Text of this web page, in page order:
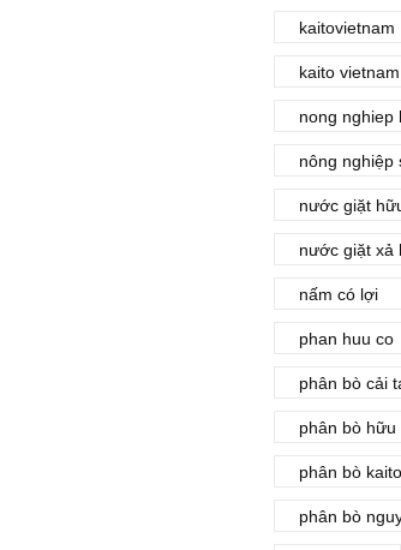
kaitovietnam
kaito vietnam
nong nghiep
nông nghiệp
nước giặt
nước giặt xả
nấm có lợi
phan huu co
phân bò cải
phân bò hữu
phân bò kaito
phân bò